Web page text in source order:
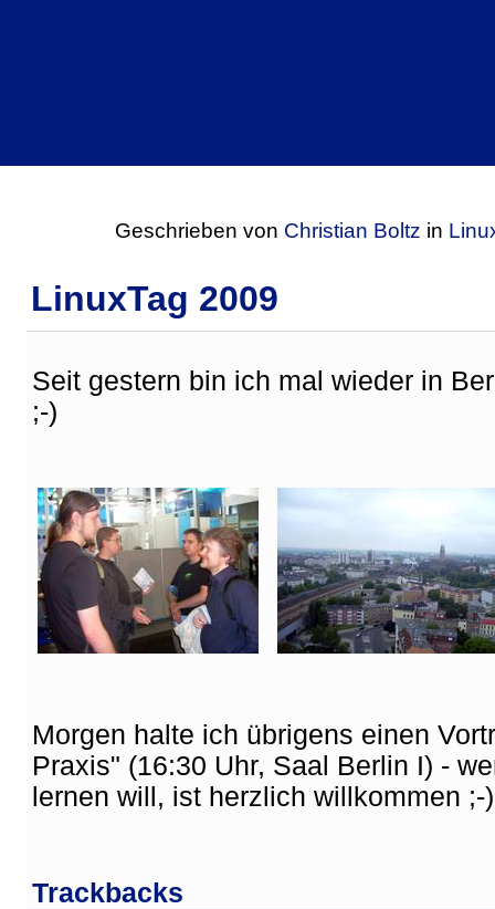
Geschrieben von Christian Boltz in
LinuxTag 2009
Seit gestern bin ich mal wieder in
;-)
Morgen halte ich übrigens einen
Praxis" (16:30 Uhr, Saal Berlin I) -
lernen will, ist herzlich willkommen ;-)
Trackbacks